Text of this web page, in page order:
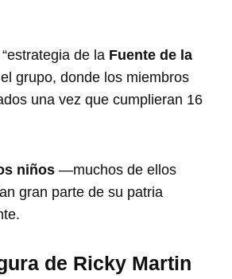
de la Fuente de la
grupo, donde los miembros
una vez que cumplieran 16
niños —muchos de ellos
gran parte de su patria
de Ricky Martin